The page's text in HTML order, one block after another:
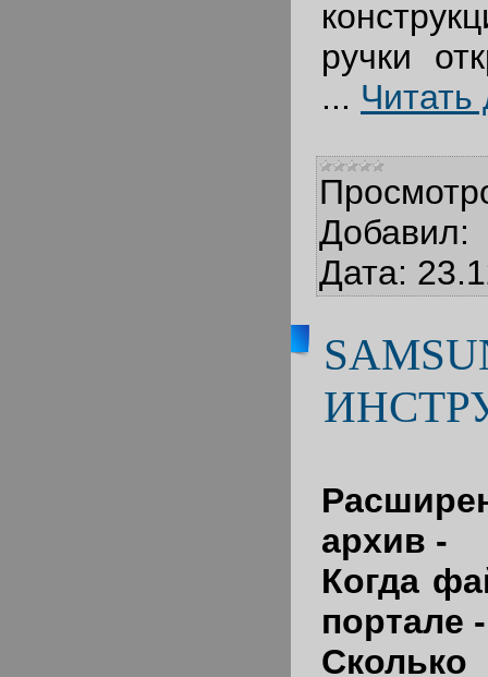
ручки
...
Добавил:
Дата:
архив -
Когда
портале